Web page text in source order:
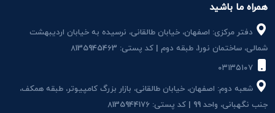
همراه ما باشید
دفتر مرکزی: اصفهان، خیابان طالقانی، نرسیده به خیابان اردیبهشت
شمالی، ساختمان نور1، طبقه دوم | کد پستی: 8135945463
شعبه دوم: اصفهان، خیابان طالقانی، بازار بزرگ کامپیوتر، طبقه همکف،
جنب نگهبانی، واحد 99 | کد پستی: 8135944176